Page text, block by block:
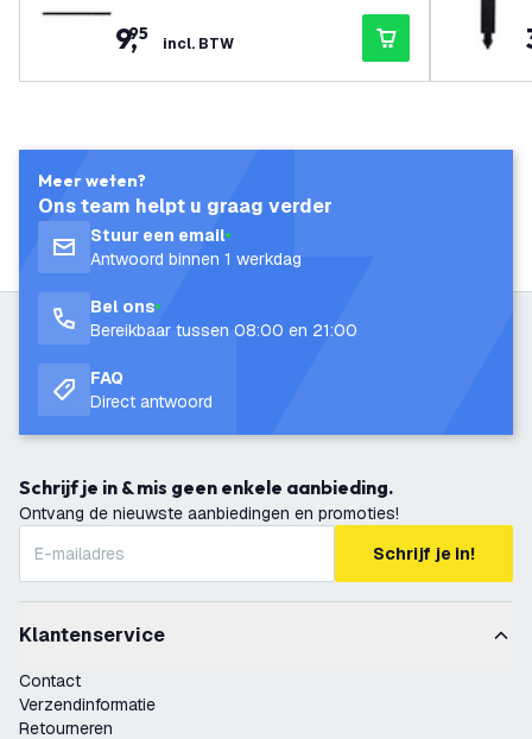
9,
95 incl. BTW
Meer weten?
Ons team helpt u graag verder
Stuur een email
Antwoord binnen 1 werkdag
Bel ons
Bereikbaar tussen 08:00 en 21:00
FAQ
Direct antwoord
Schrijf je in & mis geen enkele aanbieding.
Ontvang de nieuwste aanbiedingen en promoties!
Schrijf je in!
Klantenservice
Contact
Verzendinformatie
Retourneren